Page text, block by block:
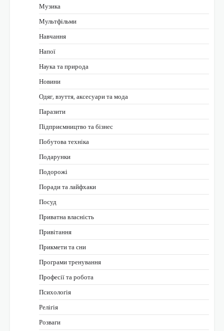
Музика
Мультфільми
Навчання
Напої
Наука та природа
Новини
Одяг, взуття, аксесуари та мода
Паразити
Підприємництво та бізнес
Побутова техніка
Подарунки
Подорожі
Поради та лайфхаки
Посуд
Приватна власність
Привітання
Прикмети та сни
Програми тренування
Професії та робота
Психологія
Релігія
Розваги